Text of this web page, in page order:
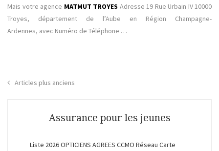
Mais votre agence MATMUT TROYES Adresse 19 Rue Urbain IV 10000
Troyes, département de l’Aube en Région Champagne-
Ardennes, avec Numéro de Téléphone …
Navigation
articles
Articles plus anciens
Assurance pour les jeunes
Liste 2026 OPTICIENS AGREES CCMO Réseau Carte